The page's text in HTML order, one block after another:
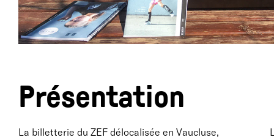
Présentation
La billetterie du ZEF délocalisée en Vaucluse,